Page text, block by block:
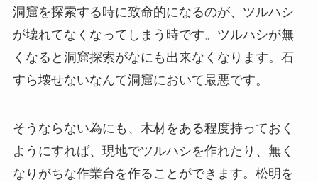
洞窟を探索する時に致命的になるのが、ツルハシ
が壊れてなくなってしまう時です。ツルハシが無
くなると洞窟探索がなにも出来なくなります。石
すら壊せないなんて洞窟において最悪です。
そうならない為にも、木材をある程度持っておく
ようにすれば、現地でツルハシを作れたり、無く
なりがちな作業台を作ることができます。松明を